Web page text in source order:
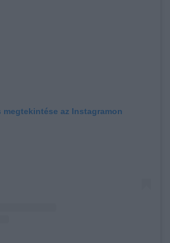
megtekintése az Instagramon